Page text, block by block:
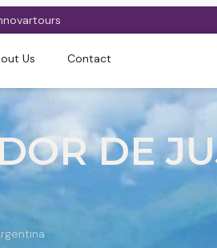
Us Contact
DE